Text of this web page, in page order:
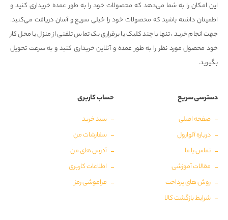
این امکان را به شما می‌دهد که محصولات خود را به طور عمده خریداری کنید و
اطمینان داشته باشید که محصولات خود را خیلی سریع و آسان دریافت می‌کنید.
جهت انجام خرید ، تنها با چند کلیک یا برقراری یک تماس تلفنی از منزل یا محل کار
خود محصول مورد نظر را به طور عمده و آنلاین خریداری کنید و به سرعت تحویل
بگیرید.
دسترسی سریع
صفحه اصلی
درباره آلوارول
تماس با ما
مقالات آموزشی
روش های پرداخت
شرایط بازگشت کالا
حساب کاربری
سبد خرید
سفارشات من
آدرس های من
اطلاعات کاربری
فراموشی رمز